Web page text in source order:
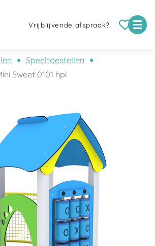
Vrijblijvende afspraak?
Speeltoestellen
Sweet 0101 hpl